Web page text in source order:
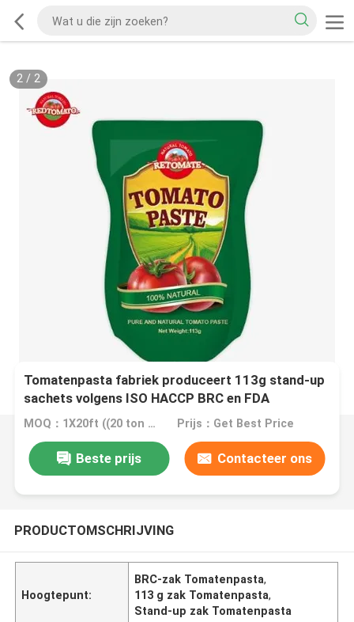
2/ 2
Tomatenpasta fabriek produceert 113g stand-up
sachets volgens ISO HACCP BRC en FDA
productie normen
MOQ：1X20ft ((20 ton per 20ft) Prijs：Get Best Price
Beste prijs Contacteer ons
PRODUCTOMSCHRIJVING
Hoogtepunt:
BRC-zak Tomatenpasta,
113 g zak Tomatenpasta,
Stand-up zak Tomatenpasta